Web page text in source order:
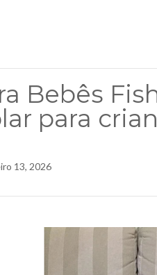
Bebês
para
13, 2026